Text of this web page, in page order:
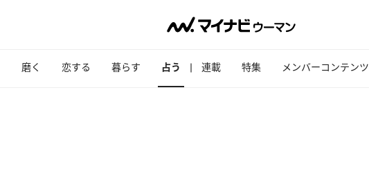
磨く 恋する 暮らす 占う 連載 特集 メンバーコンテンツ